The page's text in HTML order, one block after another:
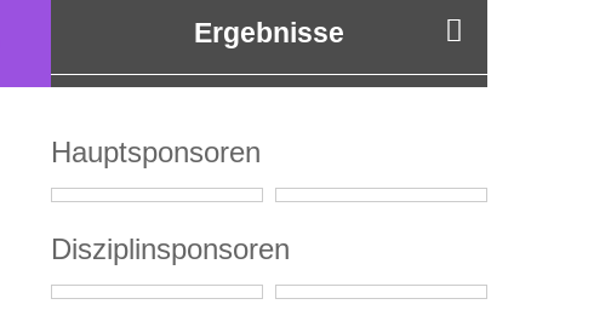
Ergebnisse
Hauptsponsoren
Disziplinsponsoren